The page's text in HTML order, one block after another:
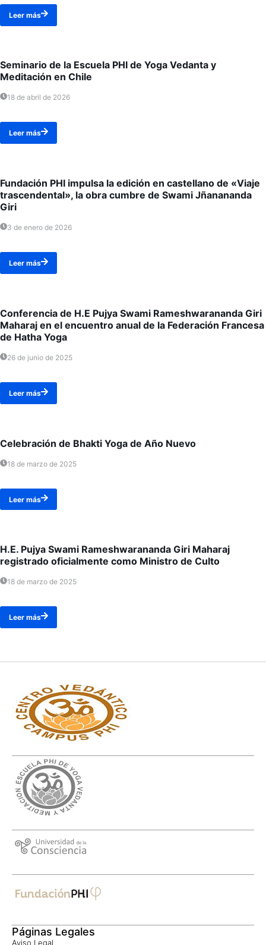
Leer más
Seminario de la Escuela PHI de Yoga Vedanta y
Meditación en Chile
18 de abril de 2026
Leer más
Fundación PHI impulsa la edición en castellano de «Viaje
trascendental», la obra cumbre de Swami Jñanananda
Giri
3 de enero de 2026
Leer más
Conferencia de H.E Pujya Swami Rameshwarananda Giri
Maharaj en el encuentro anual de la Federación Francesa
de Hatha Yoga
26 de junio de 2025
Leer más
Celebración de Bhakti Yoga de Año Nuevo
18 de marzo de 2025
Leer más
H.E. Pujya Swami Rameshwarananda Giri Maharaj
registrado oficialmente como Ministro de Culto
18 de marzo de 2025
Leer más
Páginas Legales
Aviso Legal